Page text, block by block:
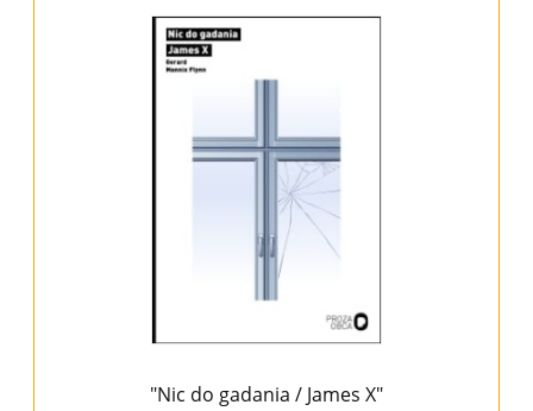
"Nic do gadania / James X"